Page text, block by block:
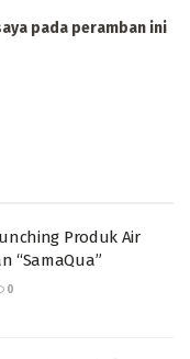
pada peramban ini
Produk Air
“SamaQua”
0